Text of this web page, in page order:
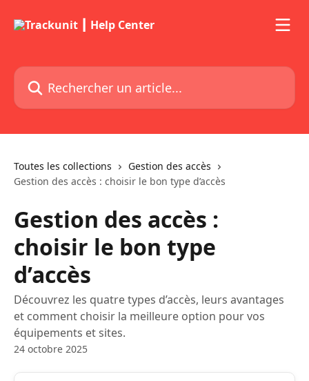
Rechercher un article...
Toutes les collections
Gestion des accès
Gestion des accès : choisir le bon type d’accès
Gestion des accès :
choisir le bon type
d’accès
Découvrez les quatre types d’accès, leurs avantages
et comment choisir la meilleure option pour vos
équipements et sites.
24 octobre 2025